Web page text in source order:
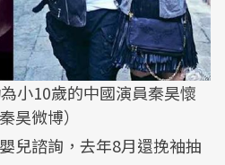
小10歲的中國演員秦昊懷
昊微博）
兒諮詢，去年8月還挽袖抽